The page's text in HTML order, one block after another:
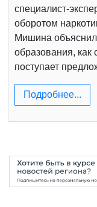
специалист-
оборотом
Мишина
образования, как
поступает
Подробнее...